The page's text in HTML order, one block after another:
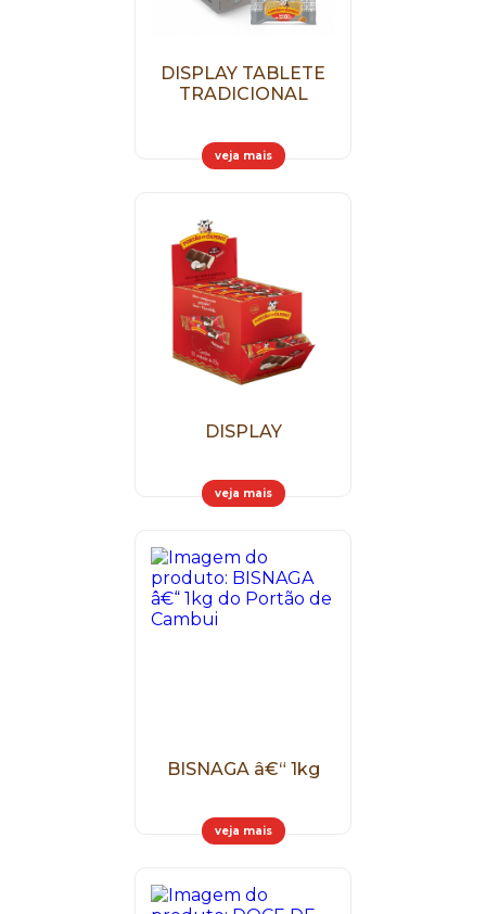
DISPLAY TABLETE
TRADICIONAL
veja mais
DISPLAY
veja mais
BISNAGA â€“ 1kg
veja mais